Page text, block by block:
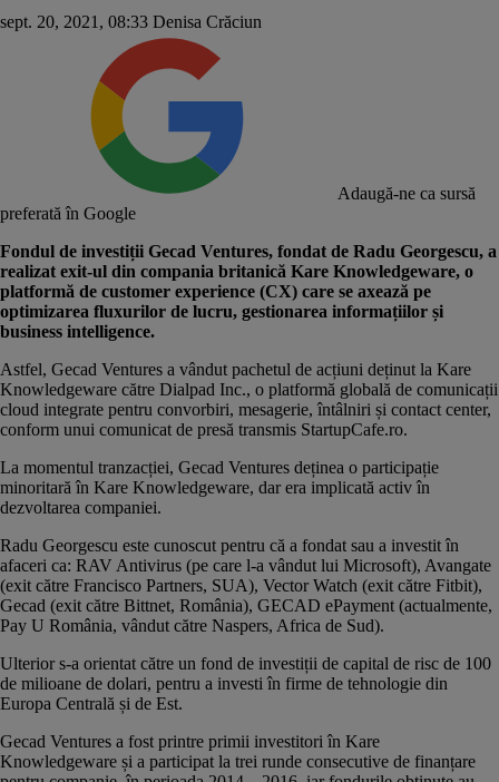
sept. 20, 2021, 08:33 Denisa Crăciun
Adaugă-ne ca sursă
preferată în Google
Fondul de investiții Gecad Ventures, fondat de Radu Georgescu, a
realizat exit-ul din compania britanică Kare Knowledgeware, o
platformă de customer experience (CX) care se axează pe
optimizarea fluxurilor de lucru, gestionarea informațiilor și
business intelligence.
Astfel, Gecad Ventures a vândut pachetul de acțiuni deținut la Kare
Knowledgeware către Dialpad Inc., o platformă globală de comunicații
cloud integrate pentru convorbiri, mesagerie, întâlniri și contact center,
conform unui comunicat de presă transmis StartupCafe.ro.
La momentul tranzacției, Gecad Ventures deținea o participație
minoritară în Kare Knowledgeware, dar era implicată activ în
dezvoltarea companiei.
Radu Georgescu este cunoscut pentru că a fondat sau a investit în
afaceri ca: RAV Antivirus (pe care l-a vândut lui Microsoft), Avangate
(exit către Francisco Partners, SUA), Vector Watch (exit către Fitbit),
Gecad (exit către Bittnet, România), GECAD ePayment (actualmente,
Pay U România, vândut către Naspers, Africa de Sud).
Ulterior s-a orientat către un fond de investiții de capital de risc de 100
de milioane de dolari, pentru a investi în firme de tehnologie din
Europa Centrală și de Est.
Gecad Ventures a fost printre primii investitori în Kare
Knowledgeware și a participat la trei runde consecutive de finanțare